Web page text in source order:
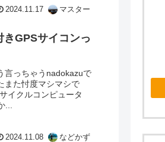
2024.11.17 マスター
GPSサイコンっ
っちゃうnadokazuで
また忖度マシマシで
イクルコンピュータ
2024.11.08 などかず